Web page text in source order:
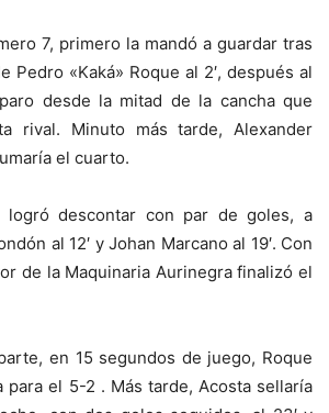
7, primero la mandó a guardar tras
Pedro «Kaká» Roque al 2′, después al
desde la mitad de la cancha que
rival. Minuto más tarde, Alexander
el cuarto.
logró descontar con par de goles, a
al 12′ y Johan Marcano al 19′. Con
de la Maquinaria Aurinegra finalizó el
en 15 segundos de juego, Roque
para el 5-2 . Más tarde, Acosta sellaría